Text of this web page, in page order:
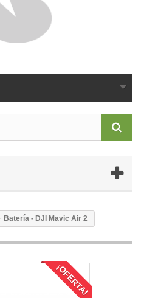
Batería - DJI Mavic Air 2
¡OFERTA!